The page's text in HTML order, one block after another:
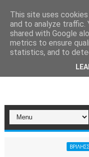
ΒΡΙΛΗΣΣΙΑ
This site uses
and to analyze traffic.
shared with Google
metrics to ensure
statistics, and to